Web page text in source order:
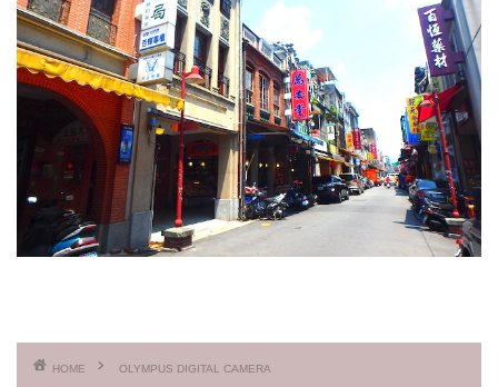
HOME OLYMPUS DIGITAL CAMERA